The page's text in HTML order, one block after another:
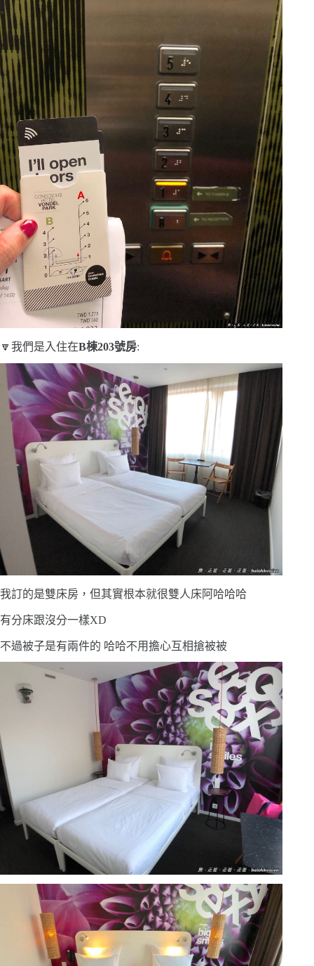
🔽我們是入住在B棟203號房:
我訂的是雙床房，但其實根本就很雙人床阿哈哈哈
有分床跟沒分一樣XD
不過被子是有兩件的 哈哈不用擔心互相搶被被